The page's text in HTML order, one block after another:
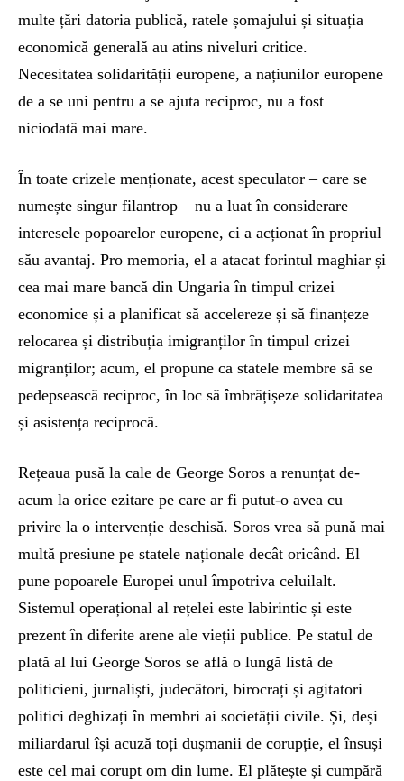
multe țări datoria publică, ratele șomajului și situația
economică generală au atins niveluri critice.
Necesitatea solidarității europene, a națiunilor europene
de a se uni pentru a se ajuta reciproc, nu a fost
niciodată mai mare.
În toate crizele menționate, acest speculator – care se
numește singur filantrop – nu a luat în considerare
interesele popoarelor europene, ci a acționat în propriul
său avantaj. Pro memoria, el a atacat forintul maghiar și
cea mai mare bancă din Ungaria în timpul crizei
economice și a planificat să accelereze și să finanțeze
relocarea și distribuția imigranților în timpul crizei
migranților; acum, el propune ca statele membre să se
pedepsească reciproc, în loc să îmbrățișeze solidaritatea
și asistența reciprocă.
Rețeaua pusă la cale de George Soros a renunțat de-
acum la orice ezitare pe care ar fi putut-o avea cu
privire la o intervenție deschisă. Soros vrea să pună mai
multă presiune pe statele naționale decât oricând. El
pune popoarele Europei unul împotriva celuilalt.
Sistemul operațional al rețelei este labirintic și este
prezent în diferite arene ale vieții publice. Pe statul de
plată al lui George Soros se află o lungă listă de
politicieni, jurnaliști, judecători, birocrați și agitatori
politici deghizați în membri ai societății civile. Și, deși
miliardarul își acuză toți dușmanii de corupție, el însuși
este cel mai corupt om din lume. El plătește și cumpără